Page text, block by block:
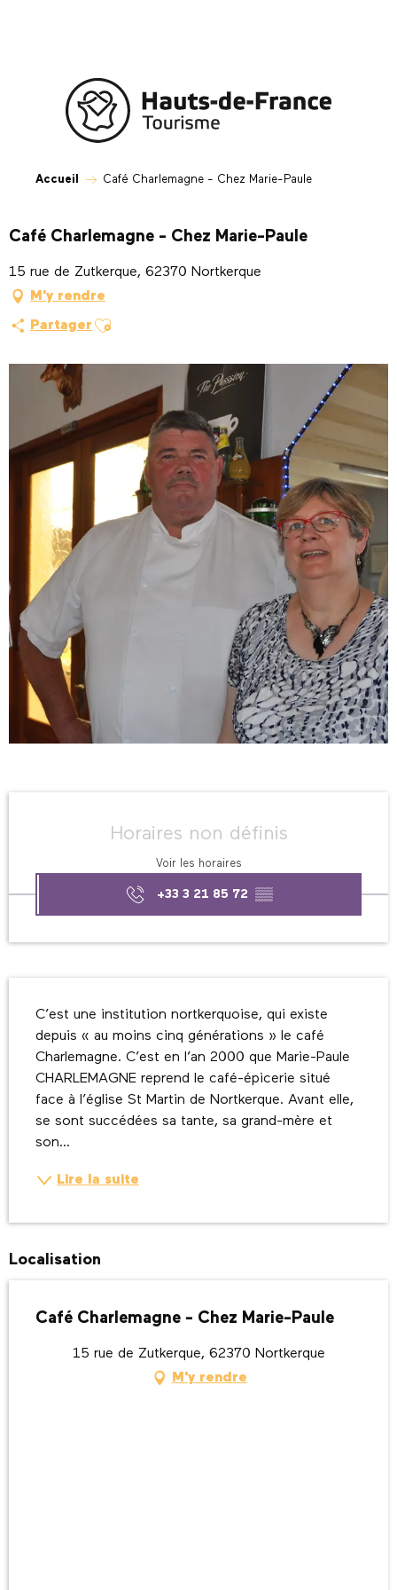
Accueil Café Charlemagne - Chez Marie-Paule
Café Charlemagne - Chez Marie-Paule
15 rue de Zutkerque, 62370 Nortkerque
M'y rendre
Partager Ajouter aux favoris
Horaires non définis
Voir les horaires
+33 3 21 85 72 ▒▒
C’est une institution nortkerquoise, qui existe
depuis « au moins cinq générations » le café
Charlemagne. C’est en l’an 2000 que Marie-Paule
CHARLEMAGNE reprend le café-épicerie situé
face à l’église St Martin de Nortkerque. Avant elle,
se sont succédées sa tante, sa grand-mère et
son...
Lire la suite
Localisation
Café Charlemagne - Chez Marie-Paule
15 rue de Zutkerque, 62370 Nortkerque
M'y rendre